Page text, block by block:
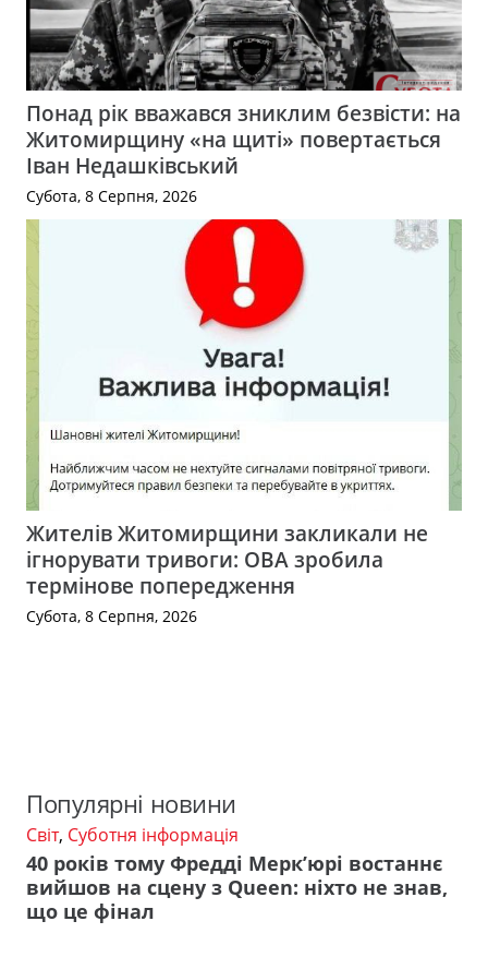
Понад рік вважався зниклим безвісти: на
Житомирщину «на щиті» повертається
Іван Недашківський
Субота, 8 Серпня, 2026
Жителів Житомирщини закликали не
ігнорувати тривоги: ОВА зробила
термінове попередження
Субота, 8 Серпня, 2026
Популярні новини
Світ, Суботня інформація
40 років тому Фредді Мерк’юрі востаннє
вийшов на сцену з Queen: ніхто не знав,
що це фінал